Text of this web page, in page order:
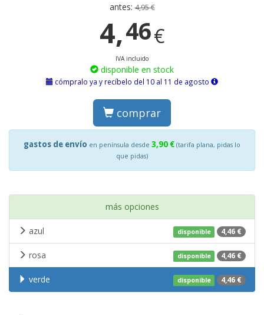
antes:4,95 €
4,46€
IVA incluido
disponible en stock
cómpralo ya y recíbelo del 10 al 11 de agosto
comprar
gastos de envío en península desde 3,90 € (tarifa plana, pidas lo
que pidas)
más opciones
disponible 4,46 €
azul
disponible 4,46 €
rosa
disponible 4,46 €
verde